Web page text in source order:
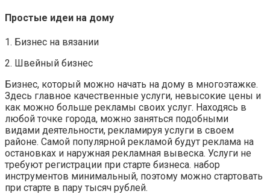
Простые идеи на дому
1. Бизнес на вязании
2. Швейный бизнес
Бизнес, который можно начать на дому в многоэтажке.
Здесь главное качественные услуги, невысокие цены и
как можно больше рекламы своих услуг. Находясь в
любой точке города, можно заняться подобными
видами деятельности, рекламируя услуги в своем
районе. Самой популярной рекламой будут реклама на
остановках и наружная рекламная вывеска. Услуги не
требуют регистрации при старте бизнеса. набор
инструментов минимальный, поэтому можно стартовать
при старте в пару тысяч рублей.